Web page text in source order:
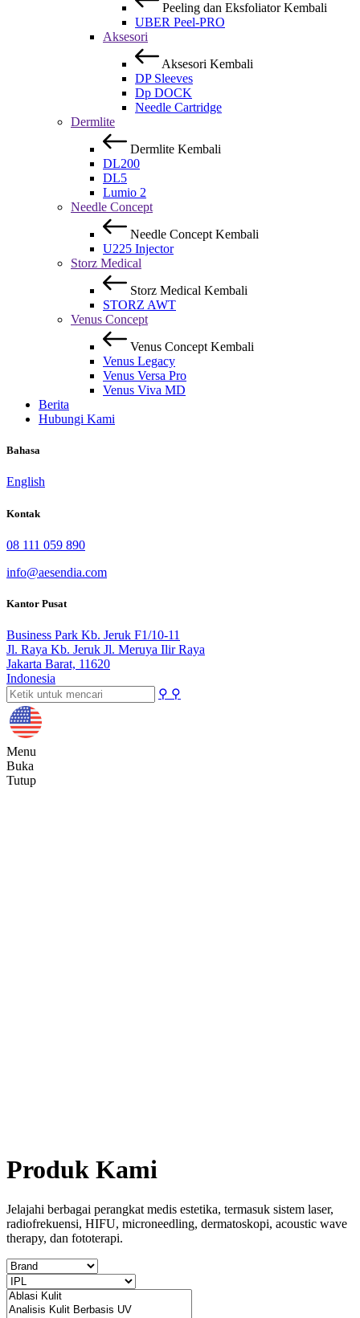
Peeling dan Eksfoliator Kembali
UBER Peel-PRO
Aksesori
Aksesori Kembali
DP Sleeves
Dp DOCK
Needle Cartridge
Dermlite
Dermlite Kembali
DL200
DL5
Lumio 2
Needle Concept
Needle Concept Kembali
U225 Injector
Storz Medical
Storz Medical Kembali
STORZ AWT
Venus Concept
Venus Concept Kembali
Venus Legacy
Venus Versa Pro
Venus Viva MD
Berita
Hubungi Kami
Bahasa
English
Kontak
08 111 059 890
info@aesendia.com
Kantor Pusat
Business Park Kb. Jeruk F1/10-11
Jl. Raya Kb. Jeruk Jl. Meruya Ilir Raya
Jakarta Barat, 11620
Indonesia
⚲ ⚲
Menu
Buka
Tutup
Produk Kami
Jelajahi berbagai perangkat medis estetika, termasuk sistem laser,
radiofrekuensi, HIFU, microneedling, dermatoskopi, acoustic wave
therapy, dan fototerapi.